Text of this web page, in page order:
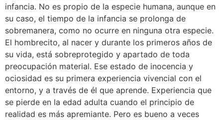
infancia. No es propio de la especie humana, aunque en
su caso, el tiempo de la infancia se prolonga de
sobremanera, como no ocurre en ninguna otra especie.
El hombrecito, al nacer y durante los primeros años de
su vida, está sobreprotegido y apartado de toda
preocupación material. Ese estado de inocencia y
ociosidad es su primera experiencia vivencial con el
entorno, y a través de él que aprende. Experiencia que
se pierde en la edad adulta cuando el principio de
realidad es más apremiante. Pero es bueno a veces